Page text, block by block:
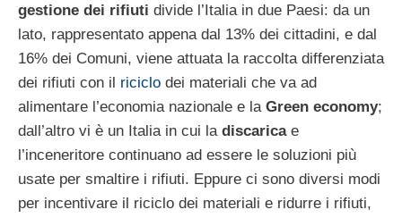
gestione dei rifiuti divide l’Italia in due Paesi: da un
lato, rappresentato appena dal 13% dei cittadini, e dal
16% dei Comuni, viene attuata la raccolta differenziata
dei rifiuti con il riciclo dei materiali che va ad
alimentare l’economia nazionale e la Green economy;
dall’altro vi è un Italia in cui la discaricae
l’inceneritore continuano ad essere le soluzioni più
usate per smaltire i rifiuti. Eppure ci sono diversi modi
per incentivare il riciclo dei materiali e ridurre i rifiuti,